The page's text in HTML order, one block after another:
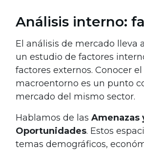
Análisis interno:
El análisis de mercado lleva
un estudio de factores
factores externos. Conocer el
macroentorno es un punto
mercado del mismo sector.
Hablamos de las Amenazas
Oportunidades. Estos
temas demográficos,